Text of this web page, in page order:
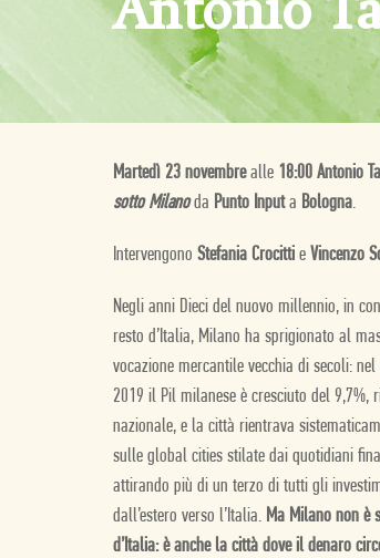
Martedì 23 novembrealle 18:00 Antonio
sotto Milanoda Punto Inputa Bologna.
Intervengono Stefania Crocitti e Vincenzo
Negli anni Dieci del nuovo millennio, in
resto d’Italia, Milano ha sprigionato al
vocazione mercantile vecchia di secoli:
2019 il Pil milanese è cresciuto del 9,7%,
nazionale, e la città rientrava
sulle global cities stilate dai quotidiani
attirando più di un terzo di tutti gli
dall’estero verso l’Italia. Ma Milano non è
d’Italia: è anche la città dove il denaro